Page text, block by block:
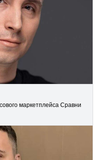
маркетплейса Сравни